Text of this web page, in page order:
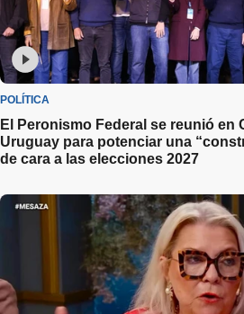
POLÍTICA
El Peronismo Federal se reunió en
Uruguay para potenciar una
de cara a las elecciones 2027